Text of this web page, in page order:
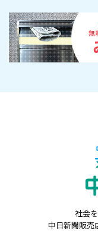
社会
中日新聞販売